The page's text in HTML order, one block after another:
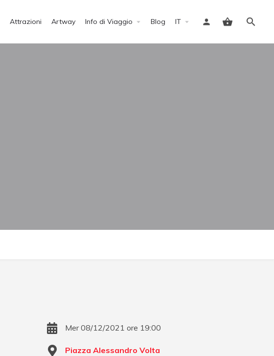
Attrazioni Artway Info di Viaggio Blog IT
Accedi
Mer 08/12/2021 ore 19:00
Piazza Alessandro Volta